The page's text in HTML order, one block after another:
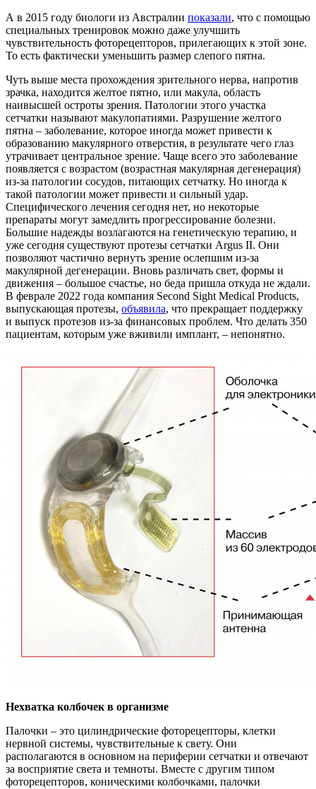
А в 2015 году биологи из Австралии показали, что с помощью
специальных тренировок можно даже улучшить
чувствительность фоторецепторов, прилегающих к этой зоне.
То есть фактически уменьшить размер слепого пятна.
Чуть выше места прохождения зрительного нерва, напротив
зрачка, находится желтое пятно, или макула, область
наивысшей остроты зрения. Патологии этого участка
сетчатки называют макулопатиями. Разрушение желтого
пятна – заболевание, которое иногда может привести к
образованию макулярного отверстия, в результате чего глаз
утрачивает центральное зрение. Чаще всего это заболевание
появляется с возрастом (возрастная макулярная дегенерация)
из-за патологии сосудов, питающих сетчатку. Но иногда к
такой патологии может привести и сильный удар.
Специфического лечения сегодня нет, но некоторые
препараты могут замедлить прогрессирование болезни.
Большие надежды возлагаются на генетическую терапию, и
уже сегодня существуют протезы сетчатки Argus II. Они
позволяют частично вернуть зрение ослепшим из-за
макулярной дегенерации. Вновь различать свет, формы и
движения – большое счастье, но беда пришла откуда не ждали.
В феврале 2022 года компания Second Sight Medical Products,
выпускающая протезы, объявила, что прекращает поддержку
и выпуск протезов из-за финансовых проблем. Что делать 350
пациентам, которым уже вживили имплант, – непонятно.
Нехватка колбочек в организме
Палочки – это цилиндрические фоторецепторы, клетки
нервной системы, чувствительные к свету. Они
располагаются в основном на периферии сетчатки и отвечают
за восприятие света и темноты. Вместе с другим типом
фоторецепторов, коническими колбочками, палочки